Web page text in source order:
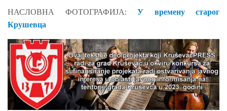
НАСЛОВНА ФОТОГРАФИЈА: У времену старог
Крушевца